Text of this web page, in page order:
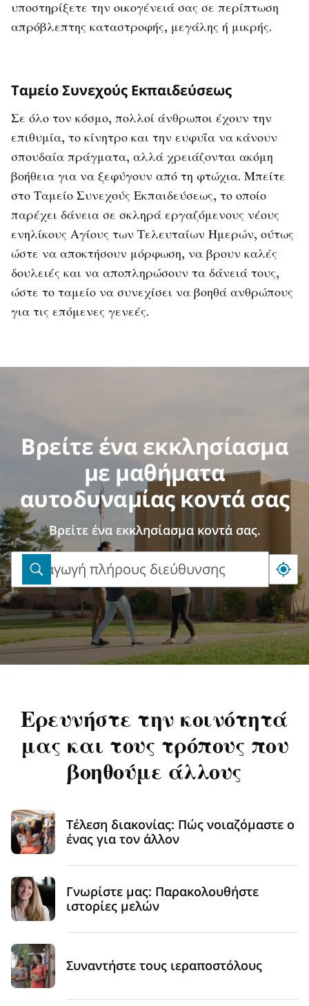
υποστηρίξετε την οικογένειά σας σε περίπτωση
απρόβλεπτης καταστροφής, μεγάλης ή μικρής.
Ταμείο Συνεχούς Εκπαιδεύσεως
Σε όλο τον κόσμο, πολλοί άνθρωποι έχουν την
επιθυμία, το κίνητρο και την ευφυΐα να κάνουν
σπουδαία πράγματα, αλλά χρειάζονται ακόμη
βοήθεια για να ξεφύγουν από τη φτώχια. Μπείτε
στο Ταμείο Συνεχούς Εκπαιδεύσεως, το οποίο
παρέχει δάνεια σε σκληρά εργαζόμενους νέους
ενηλίκους Αγίους των Τελευταίων Ημερών, ούτως
ώστε να αποκτήσουν μόρφωση, να βρουν καλές
δουλειές και να αποπληρώσουν τα δάνειά τους,
ώστε το ταμείο να συνεχίσει να βοηθά ανθρώπους
για τις επόμενες γενεές.
Βρείτε ένα εκκλησίασμα
με μαθήματα
αυτοδυναμίας κοντά σας
Βρείτε ένα εκκλησίασμα κοντά σας.
Εισαγωγή πλήρους διεύθυνσης
Εισαγωγή
πλήρους
διεύθυνσης
Ερευνήστε την κοινότητά
μας και τους τρόπους που
βοηθούμε άλλους
Τέλεση διακονίας: Πώς νοιαζόμαστε ο
ένας για τον άλλον
Γνωρίστε μας: Παρακολουθήστε
ιστορίες μελών
Συναντήστε τους ιεραποστόλους